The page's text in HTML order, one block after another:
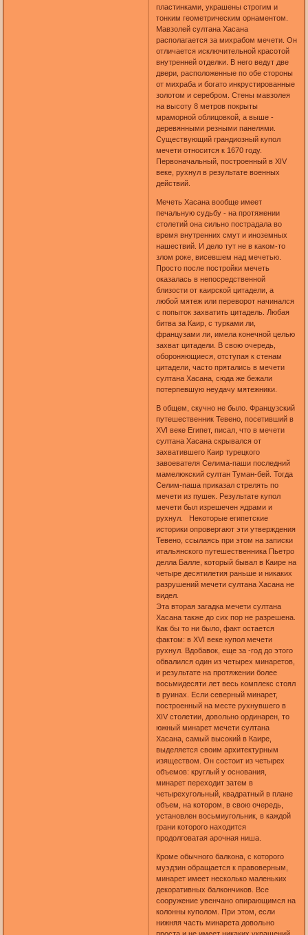
пластинками, украшены строгим и
тонким геометрическим орнаментом.
Мавзолей султана Хасана
располагается за михрабом мечети. Он
отличается исключительной красотой
внутренней отделки. В него ведут две
двери, расположенные по обе стороны
от михраба и богато инкрустированные
золотом и серебром. Стены мавзолея
на высоту 8 метров покрыты
мраморной облицовкой, а выше -
деревянными резными панелями.
Существующий грандиозный купол
мечети относится к 1670 году.
Первоначальный, построенный в XIV
веке, рухнул в результате военных
действий.
Мечеть Хасана вообще имеет
печальную судьбу - на протяжении
столетий она сильно пострадала во
время внутренних смут и иноземных
нашествий. И дело тут не в каком-то
злом роке, висевшем над мечетью.
Просто после постройки мечеть
оказалась в непосредственной
близости от каирской цитадели, а
любой мятеж или переворот начинался
с попыток захватить цитадель. Любая
битва за Каир, с турками ли,
французами ли, имела конечной целью
захват цитадели. В свою очередь,
обороняющиеся, отступая к стенам
цитадели, часто прятались в мечети
султана Хасана, сюда же бежали
потерпевшую неудачу мятежники.
В общем, скучно не было. Французский
путешественник Тевено, посетивший в
XVI веке Египет, писал, что в мечети
султана Хасана скрывался от
захватившего Каир турецкого
завоевателя Селима-паши последний
мамелюкский султан Туман-бей. Тогда
Селим-паша приказал стрелять по
мечети из пушек. Результате купол
мечети был изрешечен ядрами и
рухнул. Некоторые египетские
историки опровергают эти утверждения
Тевено, ссылаясь при этом на записки
итальянского путешественника Пьетро
делла Балле, который бывал в Каире на
четыре десятилетия раньше и никаких
разрушений мечети султана Хасана не
видел.
Эта вторая загадка мечети султана
Хасана также до сих пор не разрешена.
Как бы то ни было, факт остается
фактом: в XVI веке купол мечети
рухнул. Вдобавок, еще за -год до этого
обвалился один из четырех минаретов,
и результате на протяжении более
восьмидесяти лет весь комплекс стоял
в руинах. Если северный минарет,
построенный на месте рухнувшего в
XIV столетии, довольно ординарен, то
южный минарет мечети султана
Хасана, самый высокий в Каире,
выделяется своим архитектурным
изяществом. Он состоит из четырех
объемов: круглый у основания,
минарет переходит затем в
четырехугольный, квадратный в плане
объем, на котором, в свою очередь,
установлен восьмиугольник, в каждой
грани которого находится
продолговатая арочная ниша.
Кроме обычного балкона, с которого
муэдзин обращается к правоверным,
минарет имеет несколько маленьких
декоративных балкончиков. Все
сооружение увенчано опирающимся на
колонны куполом. При этом, если
нижняя часть минарета довольно